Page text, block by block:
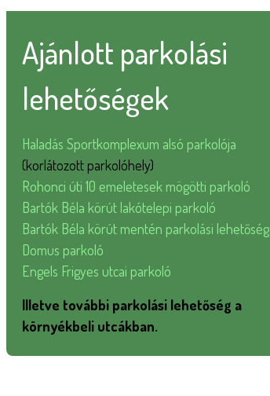
Ajánlott parkolási
lehetőségek
Haladás Sportkomplexum alsó parkolója
(korlátozott parkolóhely)
Rohonci úti 10 emeletesek mögötti parkoló
Bartók Béla körút lakótelepi parkoló
Bartók Béla körút mentén parkolási lehetőség
Domus parkoló
Engels Frigyes utcai parkoló
Illetve további parkolási lehetőség a
környékbeli utcákban.